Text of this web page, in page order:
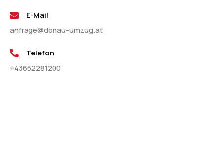
E-Mail
anfrage@donau-umzug.at
Telefon
+43662281200